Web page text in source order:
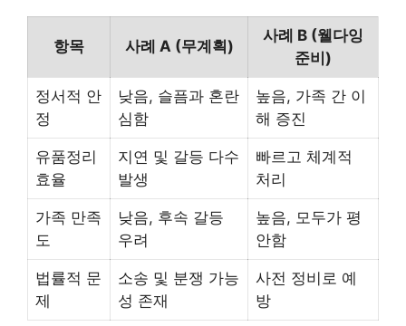
항목 사례 A (무계획)
사례 B (웰다잉
준비)
정서적 안
정
낮음, 슬픔과 혼란
심함
높음, 가족 간 이
해 증진
유품정리
효율
지연 및 갈등 다수
발생
빠르고 체계적
처리
가족 만족
도
낮음, 후속 갈등
우려
높음, 모두가 평
안함
법률적 문
제
소송 및 분쟁 가능
성 존재
사전 정비로 예
방